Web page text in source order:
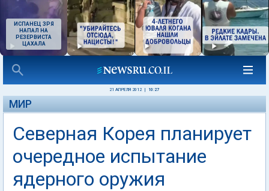
ИСПАНЕЦ ЗРЯ
НАПАЛ НА
РЕЗЕРВИСТА
ЦАХАЛА
21 АПРЕЛЯ 2012 10:27
МИР
Северная Корея планирует
очередное испытание
ядерного оружия